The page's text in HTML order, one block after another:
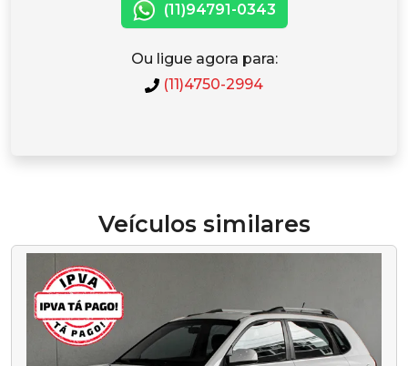
(11)94791-0343
Ou ligue agora para:
(11)4750-2994
Veículos similares